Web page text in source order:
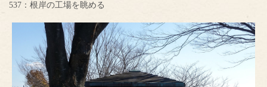
537：根岸の工場を眺める